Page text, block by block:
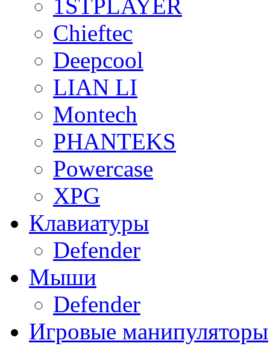
1STPLAYER
Chieftec
Deepcool
LIAN LI
Montech
PHANTEKS
Powercase
XPG
Клавиатуры
Defender
Мыши
Defender
Игровые манипуляторы